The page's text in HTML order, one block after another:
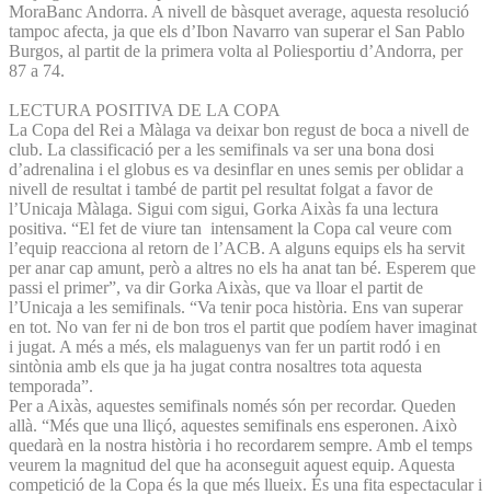
MoraBanc Andorra. A nivell de bàsquet average, aquesta resolució
tampoc afecta, ja que els d’Ibon Navarro van superar el San Pablo
Burgos, al partit de la primera volta al Poliesportiu d’Andorra, per
87 a 74.
LECTURA POSITIVA DE LA COPA
La Copa del Rei a Màlaga va deixar bon regust de boca a nivell de
club. La classificació per a les semifinals va ser una bona dosi
d’adrenalina i el globus es va desinflar en unes semis per oblidar a
nivell de resultat i també de partit pel resultat folgat a favor de
l’Unicaja Màlaga. Sigui com sigui, Gorka Aixàs fa una lectura
positiva. “El fet de viure tan intensament la Copa cal veure com
l’equip reacciona al retorn de l’ACB. A alguns equips els ha servit
per anar cap amunt, però a altres no els ha anat tan bé. Esperem que
passi el primer”, va dir Gorka Aixàs, que va lloar el partit de
l’Unicaja a les semifinals. “Va tenir poca història. Ens van superar
en tot. No van fer ni de bon tros el partit que podíem haver imaginat
i jugat. A més a més, els malaguenys van fer un partit rodó i en
sintònia amb els que ja ha jugat contra nosaltres tota aquesta
temporada”.
Per a Aixàs, aquestes semifinals només són per recordar. Queden
allà. “Més que una lliçó, aquestes semifinals ens esperonen. Això
quedarà en la nostra història i ho recordarem sempre. Amb el temps
veurem la magnitud del que ha aconseguit aquest equip. Aquesta
competició de la Copa és la que més llueix. És una fita espectacular i